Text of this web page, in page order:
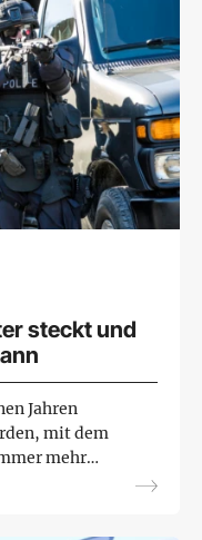
steckt und
Jahren
mit dem
mehr